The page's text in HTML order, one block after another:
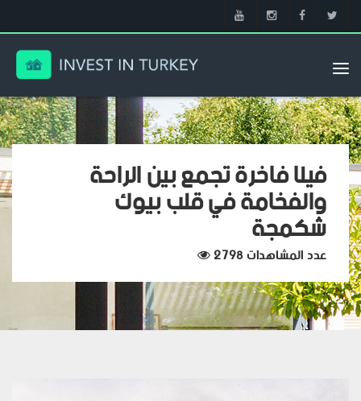
فيلا فاخرة تجمع بين الراحة
والفخامة في قلب بيوك
شكمجة
عدد المشاهدات 2798